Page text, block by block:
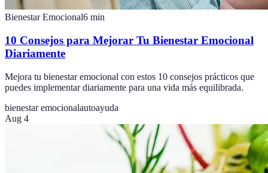
Bienestar Emocional6 min
10 Consejos para Mejorar Tu Bienestar Emocional
Diariamente
Mejora tu bienestar emocional con estos 10 consejos prácticos que
puedes implementar diariamente para una vida más equilibrada.
bienestar emocionalautoayuda
Aug 4